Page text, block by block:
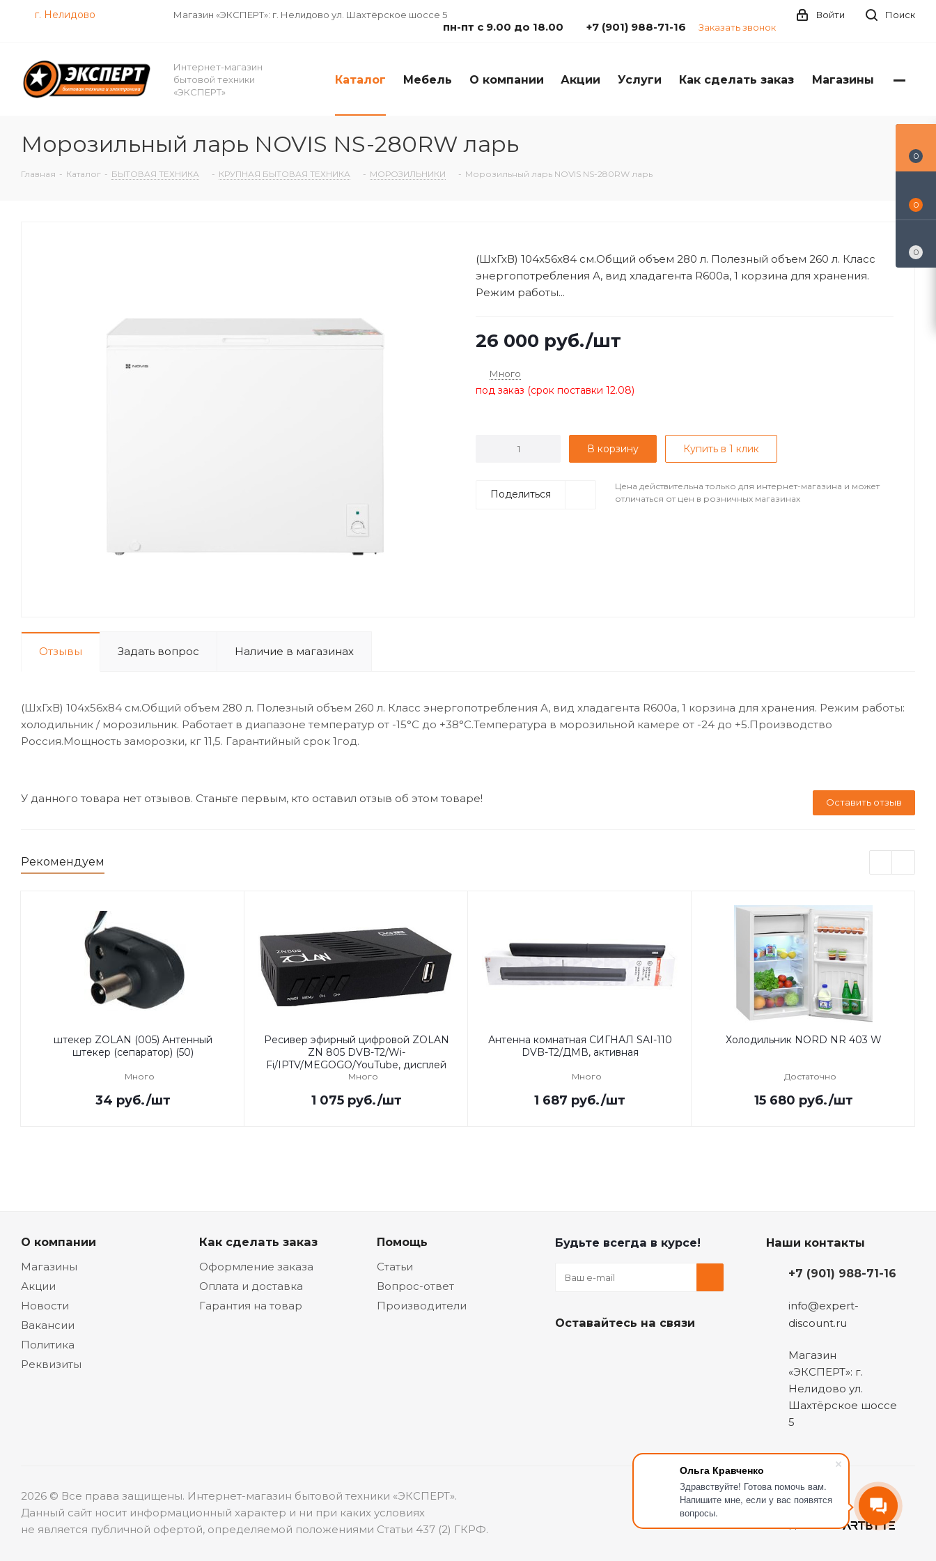
Ольга Кравченко
Здравствуйте! Готова помочь вам.
Напишите мне, если у вас появятся
вопросы.
г. Нелидово Магазин «ЭКСПЕРТ»: г. Нелидово ул. Шахтёрское шоссе 5 Поиск
Войти
пн-пт с 9.00 до 18.00 +7 (901) 988-71-16 Заказать звонок
Интернет-магазин
бытовой техники
«ЭКСПЕРТ»
Каталог Мебель О компании Акции Услуги Как сделать заказ Магазины
Морозильный ларь NOVIS NS-280RW ларь
Главная - Каталог - БЫТОВАЯ ТЕХНИКА - КРУПНАЯ БЫТОВАЯ ТЕХНИКА - МОРОЗИЛЬНИКИ - Морозильный ларь NOVIS NS-280RW ларь
(ШхГхВ) 104x56x84 см.Общий объем 280 л. Полезный объем 260 л. Класс
энергопотребления А, вид хладагента R600a, 1 корзина для хранения.
Режим работы...
26 000 руб./шт
Много
под заказ (срок поставки 12.08)
В корзину Купить в 1 клик
Поделиться
Цена действительна только для интернет-магазина и может
отличаться от цен в розничных магазинах
Отзывы Задать вопрос Наличие в магазинах
(ШхГхВ) 104x56x84 см.Общий объем 280 л. Полезный объем 260 л. Класс энергопотребления А, вид хладагента R600a, 1 корзина для хранения. Режим работы:
холодильник / морозильник. Работает в диапазоне температур от -15°С до +38°С.Температура в морозильной камере от -24 до +5.Производство
Россия.Мощность заморозки, кг 11,5. Гарантийный срок 1год.
Оставить отзыв
У данного товара нет отзывов. Станьте первым, кто оставил отзыв об этом товаре!
Рекомендуем
штекер ZOLAN (005) Антенный
штекер (сепаратор) (50)
Много
34 руб./шт
Ресивер эфирный цифровой ZOLAN
ZN 805 DVB-T2/Wi-
Fi/IPTV/MEGOGO/YouTube, дисплей
Много
1 075руб./шт
Антенна комнатная СИГНАЛ SAI-110
DVB-T2/ДМВ, активная
Много
1 687 руб./шт
Холодильник NORD NR 403 W
Достаточно
15 680 руб./шт
О компании
Магазины
Акции
Новости
Вакансии
Политика
Реквизиты
Как сделать заказ
Оформление заказа
Оплата и доставка
Гарантия на товар
Помощь
Статьи
Вопрос-ответ
Производители
Будьте всегда в курсе!
Оставайтесь на связи
Наши контакты
+7 (901) 988-71-16
info@expert-
discount.ru
Магазин
«ЭКСПЕРТ»: г.
Нелидово ул.
Шахтёрское шоссе
5
2026 © Все права защищены. Интернет-магазин бытовой техники «ЭКСПЕРТ».
Данный сайт носит информационный характер и ни при каких условиях
не является публичной офертой, определяемой положениями Статьи 437 (2) ГКРФ.
Сделано в
0
0
0